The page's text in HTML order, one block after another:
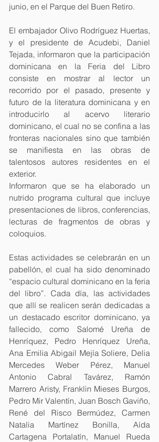
junio, en el Parque del Buen Retiro.
El embajador Olivo Rodríguez Huertas,
y el presidente de Acudebi, Daniel
Tejada, informaron que la participación
dominicana en la Feria del Libro
consiste en mostrar al lector un
recorrido por el pasado, presente y
futuro de la literatura dominicana y en
introducirlo al acervo literario
dominicano, el cual no se confina a las
fronteras nacionales sino que también
se manifiesta en las obras de
talentosos autores residentes en el
exterior.
Informaron que se ha elaborado un
nutrido programa cultural que incluye
presentaciones de libros, conferencias,
lecturas de fragmentos de obras y
coloquios.
Estas actividades se celebrarán en un
pabellón, el cual ha sido denominado
“espacio cultural dominicano en la feria
del libro”. Cada día, las actividades
que allí se realicen serán dedicadas a
un destacado escritor dominicano, ya
fallecido, como Salomé Ureña de
Henríquez, Pedro Henríquez Ureña,
Ana Emilia Abigail Mejía Soliere, Delia
Mercedes Weber Pérez, Manuel
Antonio Cabral Tavárez, Ramón
Marrero Aristy, Franklin Mieses Burgos,
Pedro Mir Valentín, Juan Bosch Gaviño,
René del Risco Bermúdez, Carmen
Natalia Martínez Bonilla, Aída
Cartagena Portalatín, Manuel Rueda